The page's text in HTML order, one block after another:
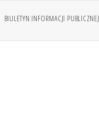
BIULETYN INFORMACJI PUBLICZNEJ